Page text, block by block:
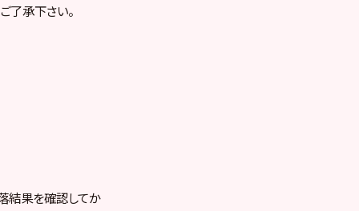
了承下さい。
結果を確認してか